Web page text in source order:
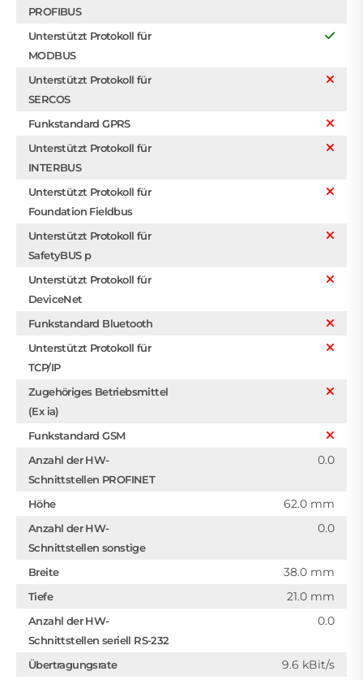
PROFIBUS
Unterstützt Protokoll für
MODBUS
Unterstützt Protokoll für
SERCOS
Funkstandard GPRS
Unterstützt Protokoll für
INTERBUS
Unterstützt Protokoll für
Foundation Fieldbus
Unterstützt Protokoll für
SafetyBUS p
Unterstützt Protokoll für
DeviceNet
Funkstandard Bluetooth
Unterstützt Protokoll für
TCP/IP
Zugehöriges Betriebsmittel
(Ex ia)
Funkstandard GSM
Anzahl der HW-
Schnittstellen PROFINET
0.0
Höhe 62.0 mm
Anzahl der HW-
Schnittstellen sonstige
0.0
Breite 38.0 mm
Tiefe 21.0 mm
Anzahl der HW-
Schnittstellen seriell RS-232
0.0
Übertragungsrate 9.6 kBit/s